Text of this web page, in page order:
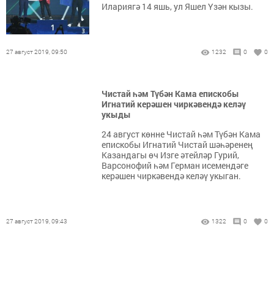
Илариягә 14 яшь, ул Яшел Үзән кызы.
27 август 2019, 09:50 1232 0 0
Чистай һәм Түбән Кама епискобы
Игнатий керәшен чиркәвендә келәү
укыды
24 август көнне Чистай һәм Түбән Кама
епискобы Игнатий Чистай шәһәренең
Казандагы өч Изге әтейләр Гурий,
Варсонофий һәм Герман исемендәге
керәшен чиркәвендә келәү укыган.
27 август 2019, 09:43 1322 0 0